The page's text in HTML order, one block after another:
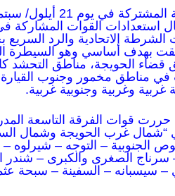
أطلقت القوات
استعدادات القوات المشاركة
الشرطة الاتحادية والرد
بهدف أساسي وهو السيطرة
قضاء الحويجة، مناطق
في مناطق مخمور وجنوب
وغربية وجنوبية غربية.
حررت قوات الفرقة التاسعة
“شمال غرب الحويجة وشمال
الجنوبية – التوجه –
الصغرى والكبرى – شندر
سيسبانه – السفينة – سبحة